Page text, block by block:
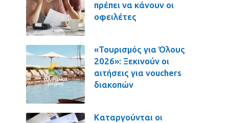
πρέπει να κάνουν οι
οφειλέτες
«Τουρισμός για Όλους
2026»: Ξεκινούν οι
αιτήσεις για vouchers
διακοπών
Καταργούνται οι